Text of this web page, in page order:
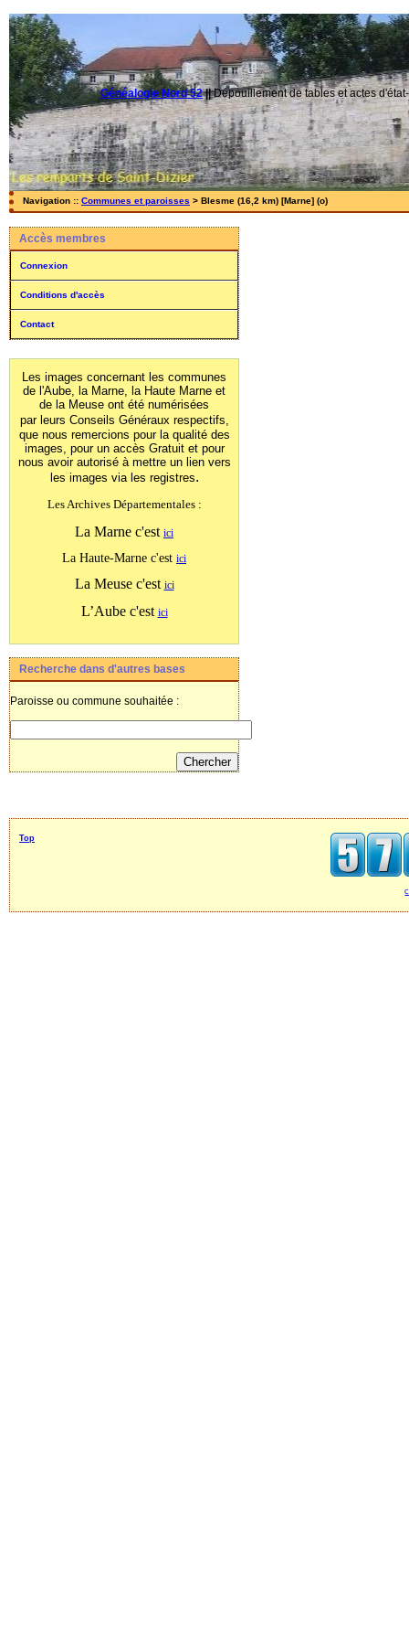
Généalogie Nord 52||Dépouillement de tables et actes
Navigation :: Communes et paroisses > Blesme (16,2 km) [Marne] (o)
Accès membres
Connexion
Conditions d'accès
Contact
Les images concernant les communes
de l'Aube, la Marne, la Haute Marne et
de la Meuse ont été numérisées
par leurs Conseils Généraux respectifs,
que nous remercions pour la qualité des
images, pour un accès Gratuit et pour
nous avoir autorisé à mettre un lien vers
les images via les registres.
Les Archives Départementales :
La Marne c'est ici
La Haute-Marne c'est ici
La Meuse c'est ici
L’Aube c'est ici
Recherche dans d'autres bases
Paroisse ou commune souhaitée :
Top